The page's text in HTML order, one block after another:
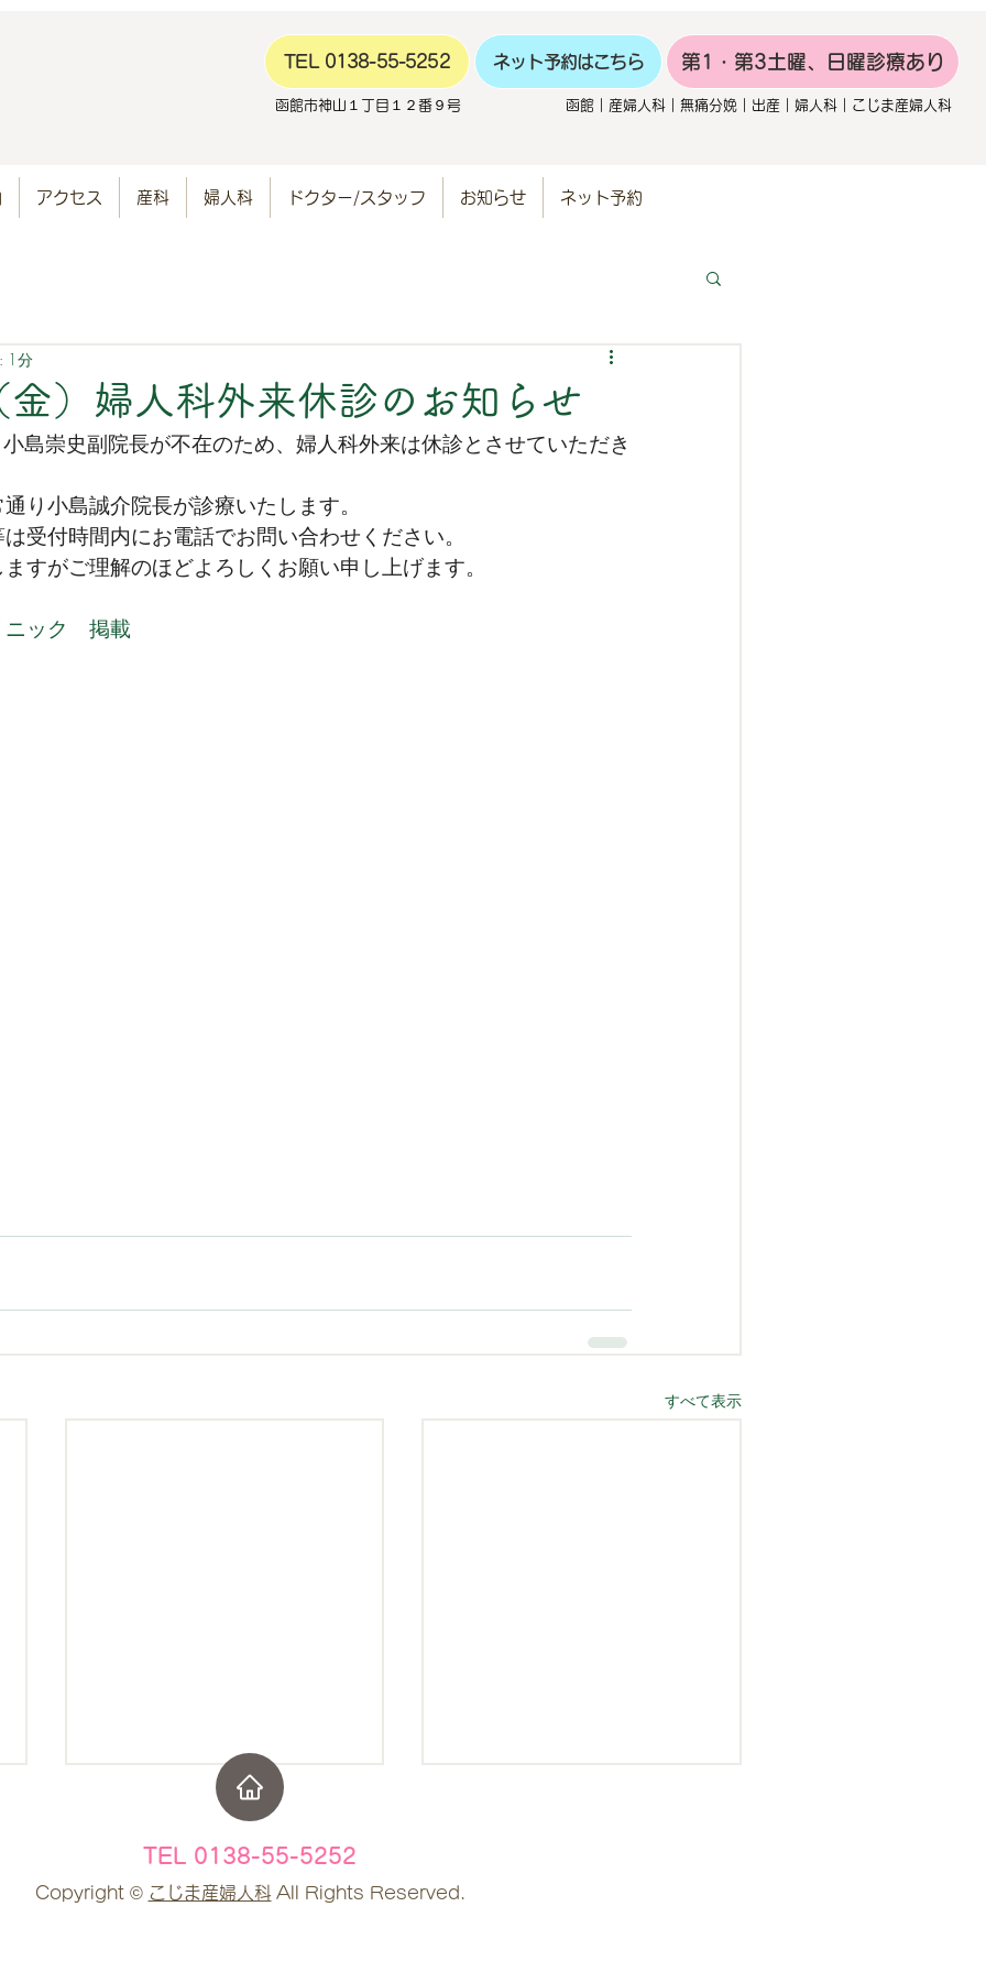
TEL 0138-55-5252 ネット予約はこちら 第1・第3土曜、日曜診療あり
函館市神山１丁目１２番９号 函館｜産婦人科｜無痛分娩｜出産｜婦人科｜こじま産婦人科
アクセス 産科 婦人科 ドクター/スタッフ お知らせ ネット予約
）婦人科外来休診のお知らせ
1分
島崇史副院長が不在のため、婦人科外来は休診とさせていただき
り小島誠介院長が診療いたします。
受付時間内にお電話でお問い合わせください。
すがご理解のほどよろしくお願い申し上げます。
ック　掲載
すべて表示
​TEL 0138-55-5252
Copyright © こじま産婦人科 All Rights Reserved.